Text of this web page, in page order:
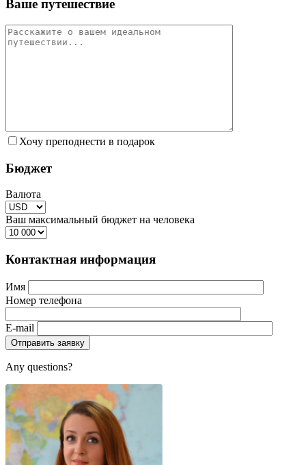
Ваше путешествие
Хочу преподнести в подарок
Бюджет
Валюта
Ваш максимальный бюджет на человека
Контактная информация
Имя
Номер телефона
E-mail
Any questions?